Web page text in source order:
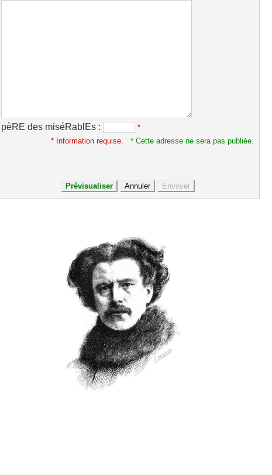
pèRE des miséRablEs :
*
* Information requise.
* Cette adresse ne sera pas publiée.